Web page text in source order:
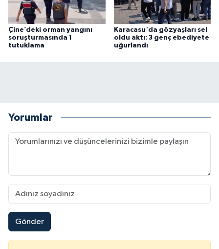
Çine’deki orman yangını
soruşturmasında 1
tutuklama
Karacasu'da gözyaşları sel
oldu aktı: 3 genç ebediyete
uğurlandı
Yorumlar
Gönder